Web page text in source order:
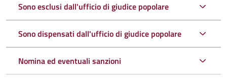
Sono esclusi dall'ufficio di giudice popolare
Sono dispensati dall'ufficio di giudice popolare
Nomina ed eventuali sanzioni